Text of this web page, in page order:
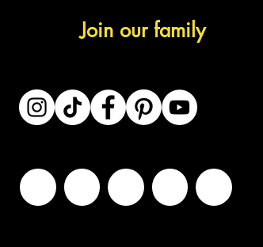
Join our family